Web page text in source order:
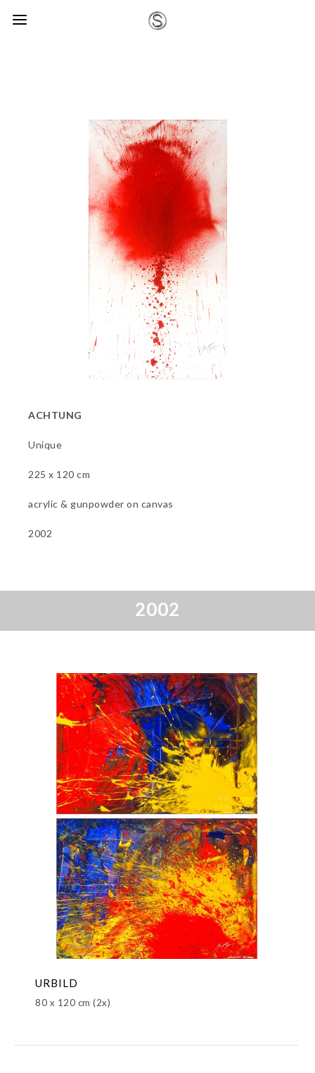
ACHTUNG
Unique
225 x 120 cm
acrylic & gunpowder on canvas
2002
2002
URBILD
80 x 120 cm (2x)